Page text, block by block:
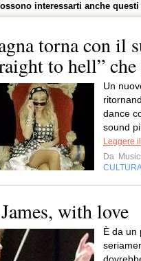
interessarti anche
torna con il
to hell” che
Un
dance
sound
Leggere
Da
with love
È da un